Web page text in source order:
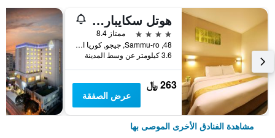
هوتل سكايبارك جيجو 1
4 نجوم
ممتاز 8.4
48, Sammu-ro, جيجو, كوريا الجنوبية
3.6 كيلومتر عن وسط المدينة
263 ﷼
عرض الصفقة
مشاهدة الفنادق الأخرى الموصى بها